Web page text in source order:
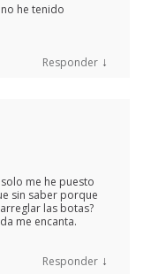
he tenido
Responder ↓
me he puesto
sin saber porque
las botas?
me encanta.
Responder ↓